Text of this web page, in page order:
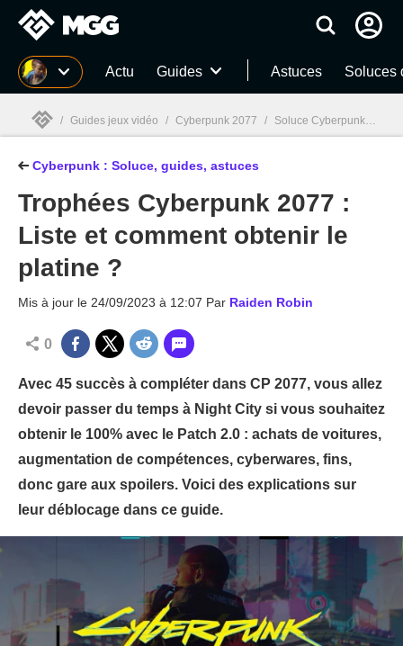
MGG Actu Guides Astuces Soluces
MGG
/ Guides jeux vidéo / Cyberpunk 2077 / Soluce Cyberpunk 2077 : Tous nos guides et astuces
Cyberpunk : Soluce, guides, astuces
Trophées Cyberpunk 2077 :
Liste et comment obtenir le
platine ?
Mis à jour le 24/09/2023 à 12:07 Par Raiden Robin
0
Avec 45 succès à compléter dans CP 2077, vous allez
devoir passer du temps à Night City si vous souhaitez
obtenir le 100% avec le Patch 2.0 : achats de voitures,
augmentation de compétences, cyberwares, fins,
donc gare aux spoilers. Voici des explications sur
leur déblocage dans ce guide.